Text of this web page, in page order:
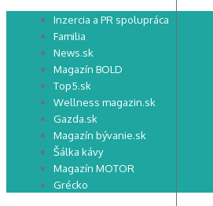
Preskočiť Inzercia a PR spolupráca
Familia
News.sk
Magazín BOLD
Top5.sk
Wellness magazin.sk
Gazda.sk
Magazín bývanie.sk
Šálka kávy
Magazín MOTOR
Grécko